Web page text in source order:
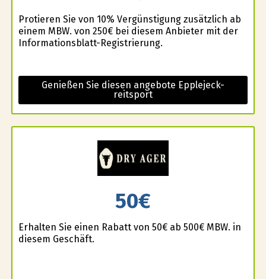
Profitieren Sie von 10% Vergünstigung zusätzlich ab
einem MBW. von 250€ bei diesem Anbieter mit der
Informationsblatt-Registrierung.
Genießen Sie diesen angebote Epplejeck-
reitsport
50€
Erhalten Sie einen Rabatt von 50€ ab 500€ MBW. in
diesem Geschäft.